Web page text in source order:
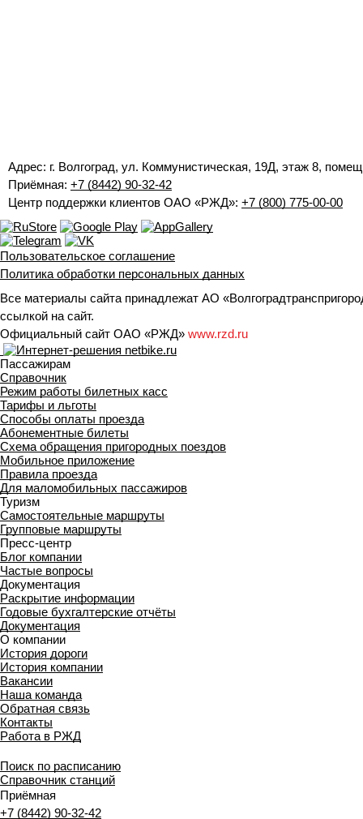
Адрес: г. Волгоград, ул. Коммунистическая, 19Д, этаж 8,
Приёмная: +7 (8442) 90-32-42
Центр поддержки клиентов ОАО «РЖД»: +7 (800) 775-00-00
Пользовательское соглашение
Политика обработки персональных данных
Все материалы сайта принадлежат АО
ссылкой на сайт.
Официальный сайт ОАО «РЖД» www.rzd.ru
Пассажирам
Справочник
Режим работы билетных касс
Тарифы и льготы
Способы оплаты проезда
Абонементные билеты
Схема обращения пригородных поездов
Мобильное приложение
Правила проезда
Для маломобильных пассажиров
Туризм
Самостоятельные маршруты
Групповые маршруты
Пресс-центр
Блог компании
Частые вопросы
Документация
Раскрытие информации
Годовые бухгалтерские отчёты
Документация
О компании
История дороги
История компании
Вакансии
Наша команда
Обратная связь
Контакты
Работа в РЖД
Поиск по расписанию
Справочник станций
Приёмная
+7 (8442) 90-32-42